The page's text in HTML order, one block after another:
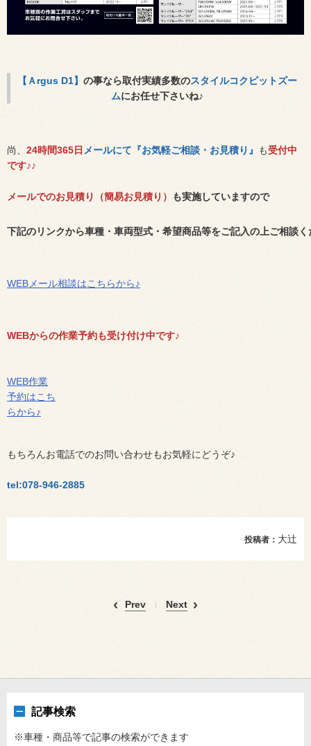
【Ａrgus D1】 の事なら取付実績多数のスタイルコクピットズー
ムにお任せ下さいね♪
尚、 24時間365日 メールにて『お気軽ご相談・お見積り』 も受付中
です♪♪
メールでのお見積り（簡易お見積り） も実施していますので
下記のリンクから車種・車両型式・希望商品等をご記入の上ご相談く
WEBメール相談はこちらから♪
WEBからの作業予約も受け付け中です♪
WEB作業
予約はこち
らから♪
もちろんお電話でのお問い合わせもお気軽にどうぞ♪
tel:078-946-2885
投稿者： 大辻
Prev Next
記事検索
※車種・商品等で記事の検索ができます